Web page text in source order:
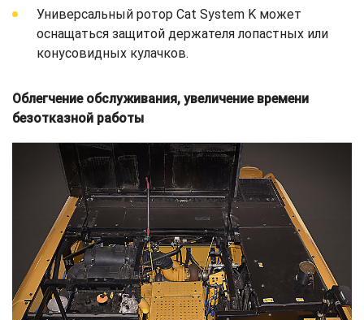
Универсальный ротор Cat System K может
оснащаться защитой держателя лопастных или
конусовидных кулачков.
Облегчение обслуживания, увеличение времени
безотказной работы